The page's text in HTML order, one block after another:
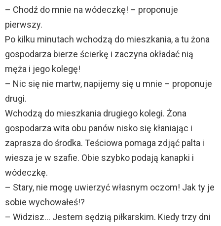
– Chodź do mnie na wódeczkę! – proponuje
pierwszy.
Po kilku minutach wchodzą do mieszkania, a tu żona
gospodarza bierze ścierkę i zaczyna okładać nią
męża i jego kolegę!
– Nic się nie martw, napijemy się u mnie – proponuje
drugi.
Wchodzą do mieszkania drugiego kolegi. Żona
gospodarza wita obu panów nisko się kłaniając i
zaprasza do środka. Teściowa pomaga zdjąć palta i
wiesza je w szafie. Obie szybko podają kanapki i
wódeczkę.
– Stary, nie mogę uwierzyć własnym oczom! Jak ty je
sobie wychowałeś!?
– Widzisz… Jestem sędzią piłkarskim. Kiedy trzy dni